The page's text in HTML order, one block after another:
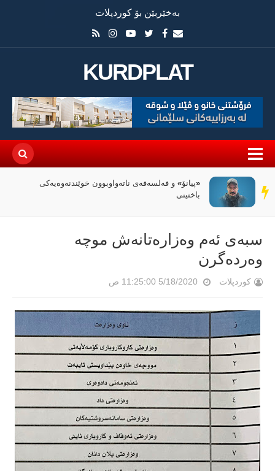
بەخێربێن بۆ کوردپلات
KURDPLAT
سەر
دێڕ
«پیانۆ» و فەلسەفەی ناتەواوبوون خوێندنەوەیەکی
باختینی
سبەی ئەم وەزارەتانەش موچە
وەردەگرن
کوردپلات 5/18/2020 11:25:00 ص